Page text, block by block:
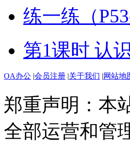
练一练（
第1课时 认
OA办公 |会员注册 |关于我们 |网站地
郑重声明：本
全部运营和管